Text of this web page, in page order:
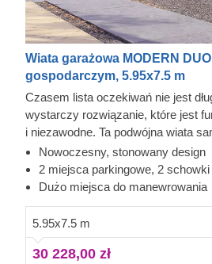
Wiata garażowa MODERN
gospodarczym, 5.95x7.5 m
Czasem lista oczekiwań nie jest
wystarczy rozwiązanie, które jest
i niezawodne. Ta podwójna wiata
schowkami szybko może stać się
codzienności. Wykonana z
iglastego pozyskanego z drzew
2 schowki umieszczone tuż przed
wygodny dostęp do dodatkowej
przechowywania. Te dodatkowe
Nowoczesny, stonowany design
2 miejsca parkingowe, 2 schowki
Dużo miejsca do manewrowania
5.95x7.5 m
30 228,00 zł